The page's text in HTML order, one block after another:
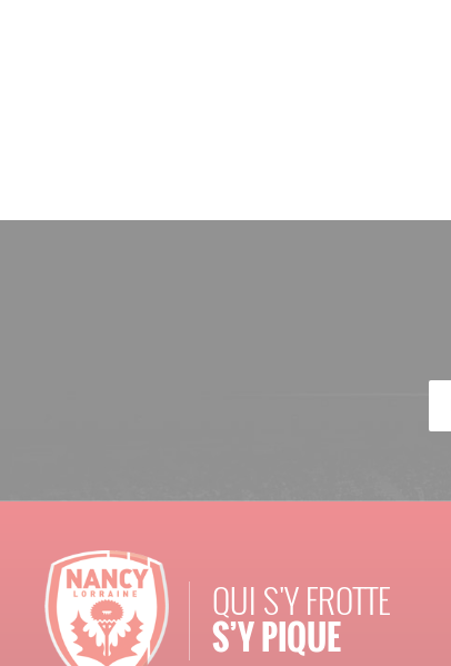
QUI S'Y FROTTE
S’Y PIQUE